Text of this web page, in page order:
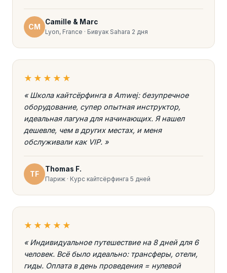
CM
Camille & Marc
Lyon, France · Бивуак Sahara 2 дня
★★★★★
« Школа кайтсёрфинга в Amwej: безупречное
оборудование, супер опытная инструктор,
идеальная лагуна для начинающих. Я нашел
дешевле, чем в других местах, и меня
обслуживали как VIP. »
TF
Thomas F.
Париж · Курс кайтсёрфинга 5 дней
★★★★★
« Индивидуальное путешествие на 8 дней для 6
человек. Всё было идеально: трансферы, отели,
гиды. Оплата в день проведения = нулевой